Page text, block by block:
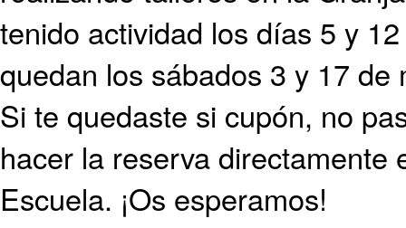
tenido actividad los días 5 y
quedan los sábados 3 y 17 de
Si te quedaste si cupón, no
hacer la reserva directamente
Escuela. ¡Os esperamos!